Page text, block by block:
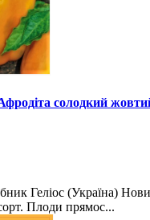
солодкий
Геліос (Україна)
Плоди прямос...